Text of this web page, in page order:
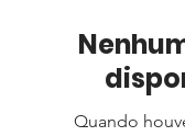
Quando